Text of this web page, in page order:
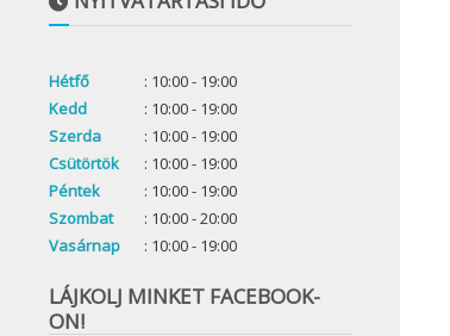
Hétfő
: 10:00 - 19:00
Kedd
: 10:00 - 19:00
Szerda
: 10:00 - 19:00
Csütörtök
: 10:00 - 19:00
Péntek
: 10:00 - 19:00
Szombat
: 10:00 - 20:00
Vasárnap
: 10:00 - 19:00
LÁJKOLJ MINKET FACEBOOK-
ON!